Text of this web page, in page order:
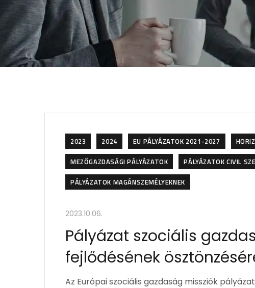
2023 2024 EU PÁLYÁZATOK 2021-2027
MEZŐGAZDASÁGI PÁLYÁZATOK
PÁLYÁZATOK CIVIL
PÁLYÁZATOK MAGÁNSZEMÉLYEKNEK
2023.10.06.
Pályázat szociális
fejlődésének
Az Európai szociális gazdaság missziók